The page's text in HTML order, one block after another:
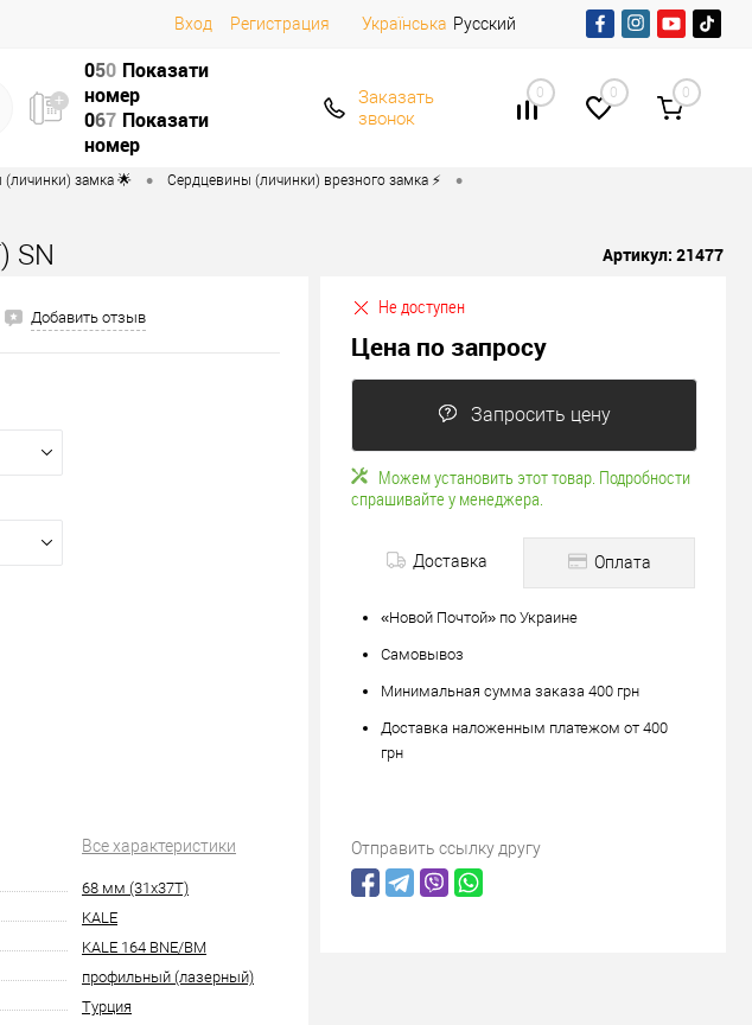
Вход Регистрация Українська Русский
050 Показати
номер
067 Показати
номер
Заказать
звонок
0 0 0
замка 🌟 • Сердцевины (личинки) врезного замка ⚡️ •
SN Артикул: 21477
Добавить отзыв
Все характеристики
68 мм (31x37T)
KALE
KALE 164 BNE/BM
профильный (лазерный)
Турция
Не доступен
Цена по запросу
Запросить цену
Можем установить этот товар. Подробности
спрашивайте у менеджера.
Доставка Оплата
«Новой Почтой» по Украине
Самовывоз
Минимальная сумма заказа 400 грн
Доставка наложенным платежом от 400
грн
Отправить ссылку другу